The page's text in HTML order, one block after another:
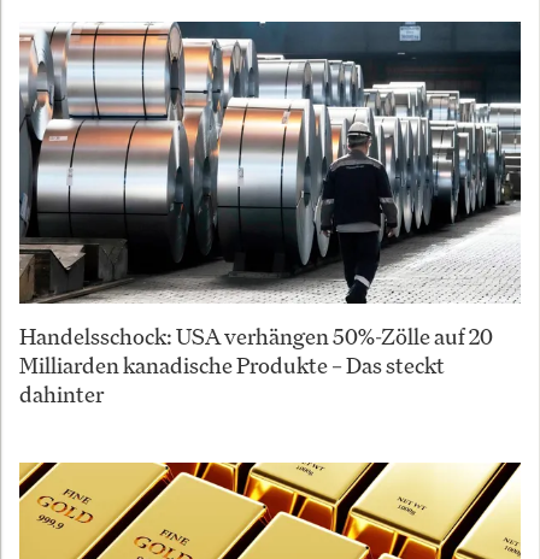
Handelsschock: USA verhängen 50%-Zölle auf 20
Milliarden kanadische Produkte – Das steckt
dahinter